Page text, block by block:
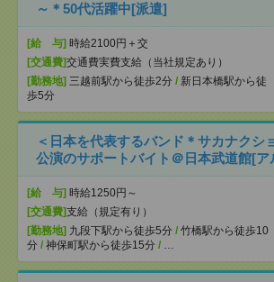
～＊50代活躍中[派遣]
[給 与] 時給2100円＋交
[交通費]交通費実費支給（当社規定あり）
[勤務地] 三越前駅から徒歩2分 / 新日本橋駅から徒
歩5分
＜日本を代表するバンド＊サカナクシ
公演のサポートバイト＠日本武道館[ア
[給 与] 時給1250円～
[交通費]支給（規定有り）
[勤務地] 九段下駅から徒歩5分 / 竹橋駅から徒歩10
分 / 神保町駅から徒歩15分 / …